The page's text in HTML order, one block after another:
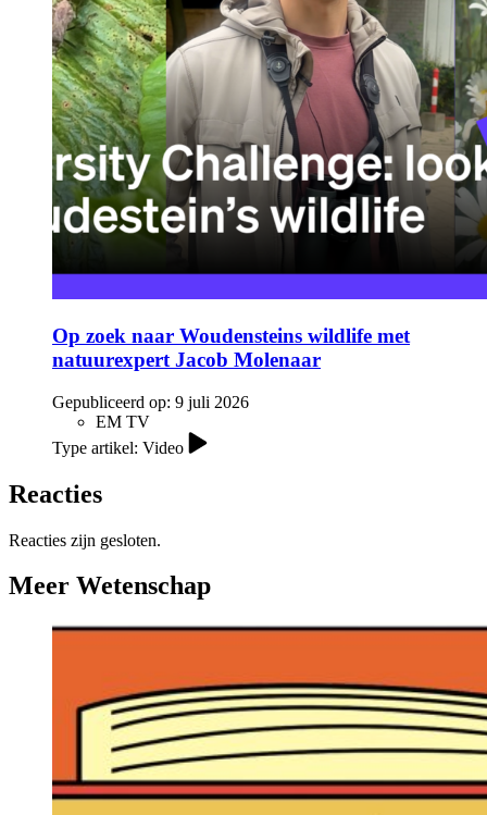
Op zoek naar Woudensteins wildlife met
natuurexpert Jacob Molenaar
Gepubliceerd op: 9 juli 2026
EM TV
Type artikel: Video
Reacties
Reacties zijn gesloten.
Meer Wetenschap